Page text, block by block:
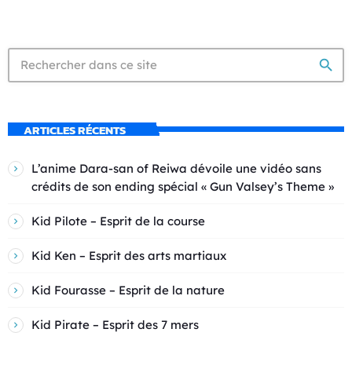
search
ARTICLES RÉCENTS
L’anime Dara-san of Reiwa dévoile une vidéo sans
crédits de son ending spécial « Gun Valsey’s Theme »
Kid Pilote – Esprit de la course
Kid Ken – Esprit des arts martiaux
Kid Fourasse – Esprit de la nature
Kid Pirate – Esprit des 7 mers